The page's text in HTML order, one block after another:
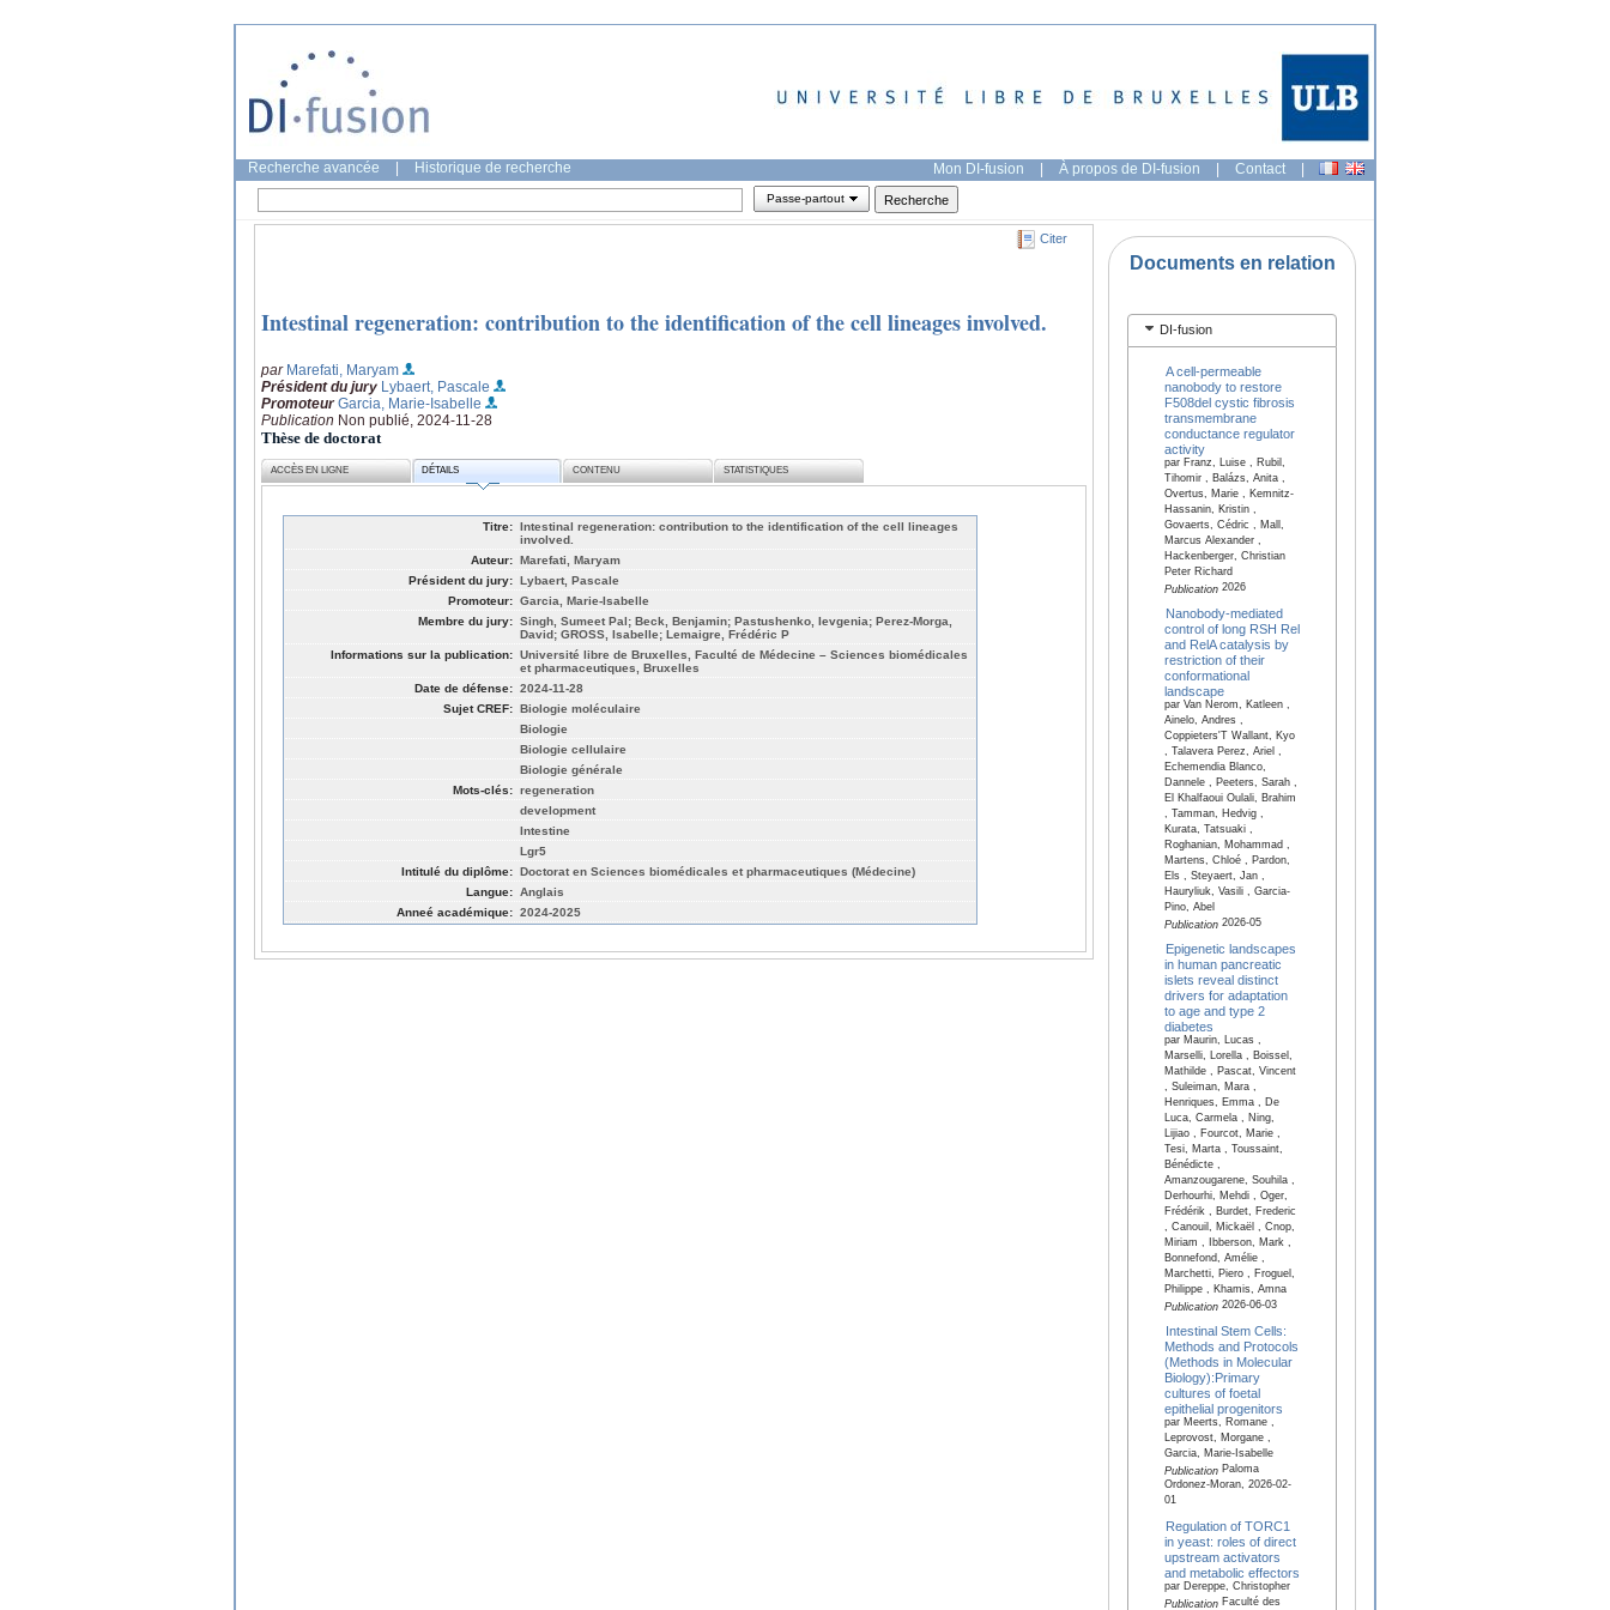
Recherche avancée Historique de recherche Mon DI-fusion | À propos de DI-fusion | Contact |
Passe-partout
Citer
Intestinal regeneration: contribution to the identification of the cell lineages involved.
par Marefati, Maryam
Président du jury Lybaert, Pascale
Promoteur Garcia, Marie-Isabelle
Publication Non publié, 2024-11-28
Thèse de doctorat
ACCÈS EN LIGNE DÉTAILS CONTENU STATISTIQUES
Titre: Intestinal regeneration: contribution to the identification of the cell lineages
involved.
Auteur: Marefati, Maryam
Président du jury: Lybaert, Pascale
Promoteur: Garcia, Marie-Isabelle
Membre du jury: Singh, Sumeet Pal; Beck, Benjamin; Pastushenko, Ievgenia; Perez-Morga,
David; GROSS, Isabelle; Lemaigre, Frédéric P
Informations sur la publication: Université libre de Bruxelles, Faculté de Médecine – Sciences biomédicales
et pharmaceutiques, Bruxelles
Date de défense: 2024-11-28
Sujet CREF: Biologie moléculaire
Biologie
Biologie cellulaire
Biologie générale
Mots-clés: regeneration
development
Intestine
Lgr5
Intitulé du diplôme: Doctorat en Sciences biomédicales et pharmaceutiques (Médecine)
Langue: Anglais
Anneé académique: 2024-2025
Documents en relation
DI-fusion
A cell-permeable
nanobody to restore
F508del cystic fibrosis
transmembrane
conductance regulator
activity
par Franz, Luise , Rubil,
Tihomir , Balázs, Anita ,
Overtus, Marie , Kemnitz-
Hassanin, Kristin ,
Govaerts, Cédric , Mall,
Marcus Alexander ,
Hackenberger, Christian
Peter Richard
Publication2026
Nanobody-mediated
control of long RSH Rel
and RelA catalysis by
restriction of their
conformational
landscape
par Van Nerom, Katleen ,
Ainelo, Andres ,
Coppieters'T Wallant, Kyo
, Talavera Perez, Ariel ,
Echemendia Blanco,
Dannele , Peeters, Sarah ,
El Khalfaoui Oulali, Brahim
, Tamman, Hedvig ,
Kurata, Tatsuaki ,
Roghanian, Mohammad ,
Martens, Chloé , Pardon,
Els , Steyaert, Jan ,
Hauryliuk, Vasili , Garcia-
Pino, Abel
Publication2026-05
Epigenetic landscapes
in human pancreatic
islets reveal distinct
drivers for adaptation
to age and type 2
diabetes
par Maurin, Lucas ,
Marselli, Lorella , Boissel,
Mathilde , Pascat, Vincent
, Suleiman, Mara ,
Henriques, Emma , De
Luca, Carmela , Ning,
Lijiao , Fourcot, Marie ,
Tesi, Marta , Toussaint,
Bénédicte ,
Amanzougarene, Souhila ,
Derhourhi, Mehdi , Oger,
Frédérik , Burdet, Frederic
, Canouil, Mickaël , Cnop,
Miriam , Ibberson, Mark ,
Bonnefond, Amélie ,
Marchetti, Piero , Froguel,
Philippe , Khamis, Amna
Publication2026-06-03
Intestinal Stem Cells:
Methods and Protocols
(Methods in Molecular
Biology):Primary
cultures of foetal
epithelial progenitors
par Meerts, Romane ,
Leprovost, Morgane ,
Garcia, Marie-Isabelle
PublicationPaloma
Ordonez-Moran, 2026-02-
01
Regulation of TORC1
in yeast: roles of direct
upstream activators
and metabolic effectors
par Dereppe, Christopher
PublicationFaculté des